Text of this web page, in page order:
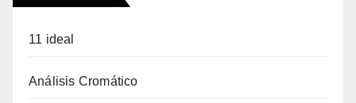
11 ideal
Análisis Cromático